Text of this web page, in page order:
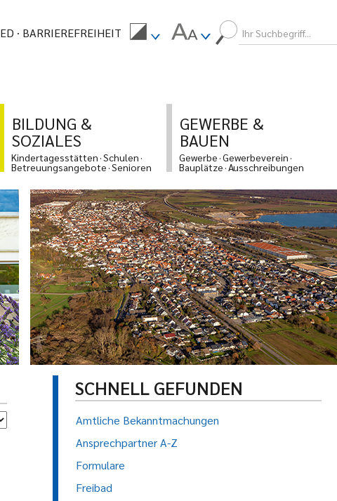
BARRIEREFREIHEIT
BILDUNG &
SOZIALES
Kindertagesstätten Schulen
Betreuungsangebote Senioren
GEWERBE &
BAUEN
Gewerbe Gewerbeverein
Bauplätze Ausschreibungen
SCHNELL GEFUNDEN
Amtliche Bekanntmachungen
Ansprechpartner A-Z
Formulare
Freibad